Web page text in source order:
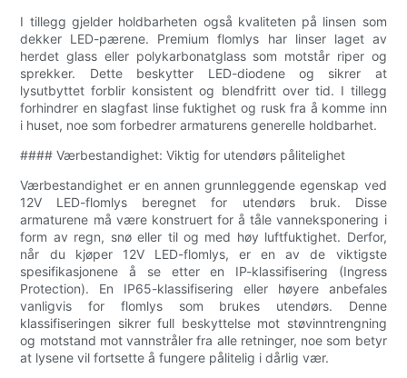
I tillegg gjelder holdbarheten også kvaliteten på linsen som
dekker LED-pærene. Premium flomlys har linser laget av
herdet glass eller polykarbonatglass som motstår riper og
sprekker. Dette beskytter LED-diodene og sikrer at
lysutbyttet forblir konsistent og blendfritt over tid. I tillegg
forhindrer en slagfast linse fuktighet og rusk fra å komme inn
i huset, noe som forbedrer armaturens generelle holdbarhet.
#### Værbestandighet: Viktig for utendørs pålitelighet
Værbestandighet er en annen grunnleggende egenskap ved
12V LED-flomlys beregnet for utendørs bruk. Disse
armaturene må være konstruert for å tåle vanneksponering i
form av regn, snø eller til og med høy luftfuktighet. Derfor,
når du kjøper 12V LED-flomlys, er en av de viktigste
spesifikasjonene å se etter en IP-klassifisering (Ingress
Protection). En IP65-klassifisering eller høyere anbefales
vanligvis for flomlys som brukes utendørs. Denne
klassifiseringen sikrer full beskyttelse mot støvinntrengning
og motstand mot vannstråler fra alle retninger, noe som betyr
at lysene vil fortsette å fungere pålitelig i dårlig vær.